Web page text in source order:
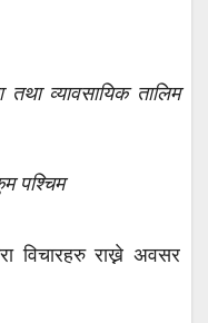
तथा व्यावसायिक तालिम
पश्चिम
विचारहरु राख्ने अवसर